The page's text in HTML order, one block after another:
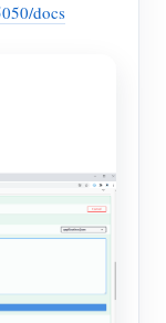
docs